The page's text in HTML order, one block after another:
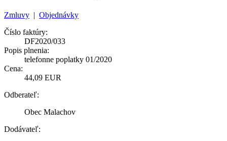
Zmluvy | Objednávky
Číslo faktúry:
DF2020/033
Popis plnenia:
telefonne poplatky 01/2020
Cena:
44,09 EUR
Odberateľ:
Obec Malachov
Dodávateľ: